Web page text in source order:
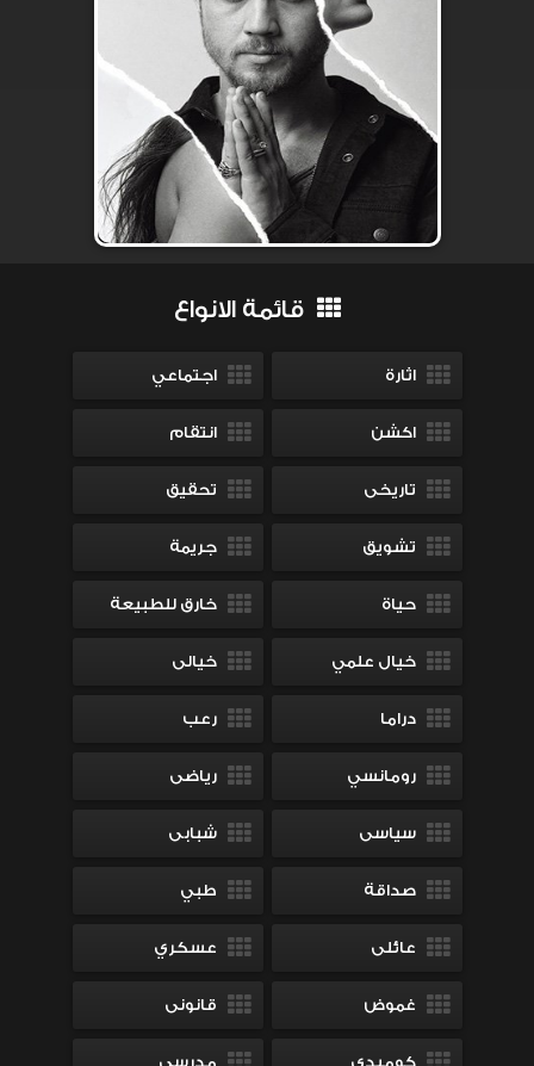
قائمة الانواع
اثارة اجتماعي
اكشن انتقام
تاريخى تحقيق
تشويق جريمة
حياة خارق للطبيعة
خيال علمي خيالى
دراما رعب
رومانسي رياضى
سياسى شبابى
صداقة طبي
عائلى عسكري
غموض قانونى